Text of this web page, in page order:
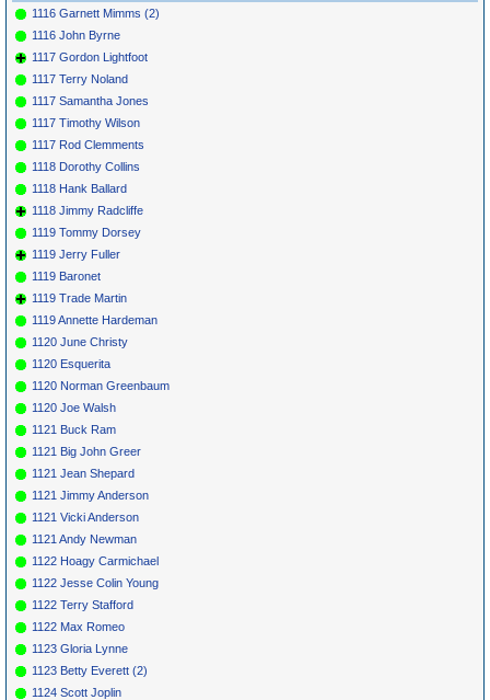
1116 Garnett Mimms (2)
1116 John Byrne
1117 Gordon Lightfoot
1117 Terry Noland
1117 Samantha Jones
1117 Timothy Wilson
1117 Rod Clemments
1118 Dorothy Collins
1118 Hank Ballard
1118 Jimmy Radcliffe
1119 Tommy Dorsey
1119 Jerry Fuller
1119 Baronet
1119 Trade Martin
1119 Annette Hardeman
1120 June Christy
1120 Esquerita
1120 Norman Greenbaum
1120 Joe Walsh
1121 Buck Ram
1121 Big John Greer
1121 Jean Shepard
1121 Jimmy Anderson
1121 Vicki Anderson
1121 Andy Newman
1122 Hoagy Carmichael
1122 Jesse Colin Young
1122 Terry Stafford
1122 Max Romeo
1123 Gloria Lynne
1123 Betty Everett (2)
1124 Scott Joplin